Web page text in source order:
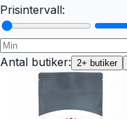
Prisintervall:
Antal butiker: 2+ butiker